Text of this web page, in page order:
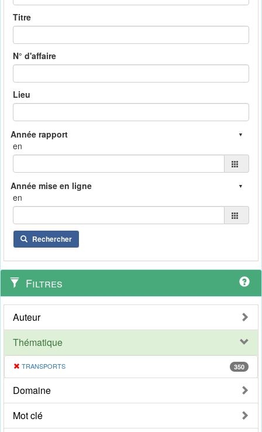
Titre
N° d'affaire
Lieu
en
en
Rechercher
Filtres
Auteur
Thématique
TRANSPORTS 350
Domaine
Mot clé